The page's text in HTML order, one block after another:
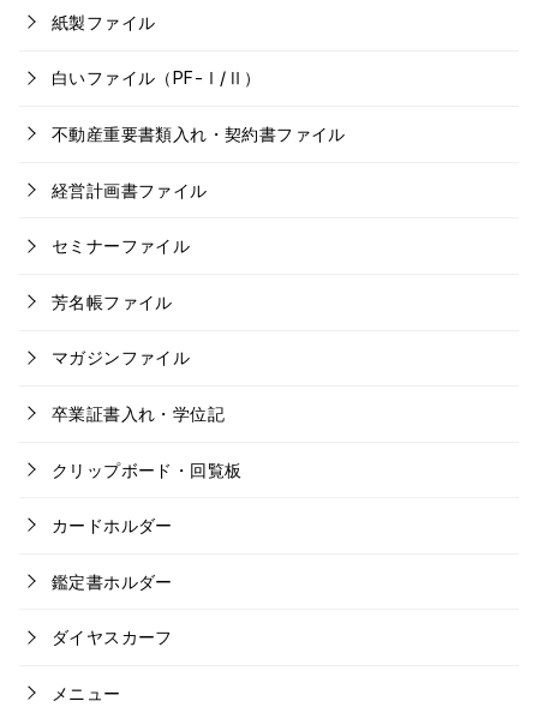
紙製ファイル
白いファイル（PF-Ⅰ/Ⅱ）
不動産重要書類入れ・契約書ファイル
経営計画書ファイル
セミナーファイル
芳名帳ファイル
マガジンファイル
卒業証書入れ・学位記
クリップボード・回覧板
カードホルダー
鑑定書ホルダー
ダイヤスカーフ
メニュー